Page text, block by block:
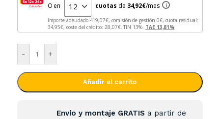
O en cuotas de 34,92€/mes i
Importe adeudado 419,07 €, comisión de gestión 0
€, cuota residual:
34,95
€, coste del crédito: 28,07€. TIN 13%. TAE 13,81%
- +
Añadir al carrito
Envío y montaje GRATIS a partir de